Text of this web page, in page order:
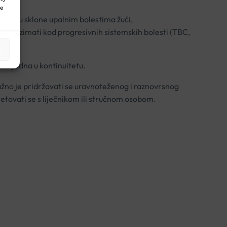
su sklone upalnim bolestima žući,
uzimati kod progresivnih sistemskih bolesti (TBC,
2 tjedna u kontinuitetu.
je pridržavati se uravnoteženog i raznovrsnog
se s liječnikom ili stručnom osobom.